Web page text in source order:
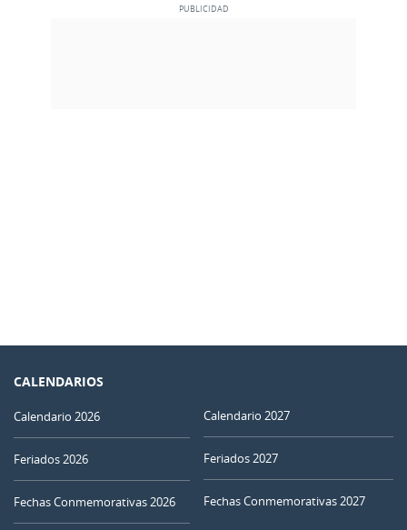
CALENDARIOS
Calendario 2026
Feriados 2026
Fechas Conmemorativas 2026
Calendario 2027
Feriados 2027
Fechas Conmemorativas 2027